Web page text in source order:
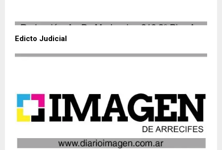
Edicto Judicial